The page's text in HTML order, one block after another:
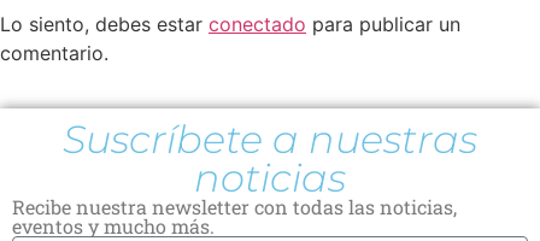
Lo siento, debes estar conectado para publicar un
comentario.
Suscríbete a nuestras
noticias
Recibe nuestra newsletter con todas las noticias,
eventos y mucho más.